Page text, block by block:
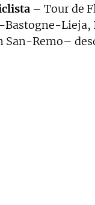
– Tour de
Bastogne-Lieja,
San-Remo–